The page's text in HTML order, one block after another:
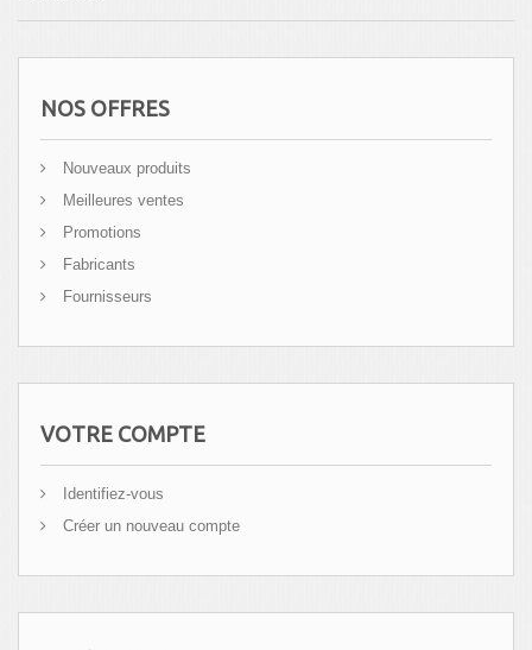
NOS OFFRES
Nouveaux produits
Meilleures ventes
Promotions
Fabricants
Fournisseurs
VOTRE COMPTE
Identifiez-vous
Créer un nouveau compte